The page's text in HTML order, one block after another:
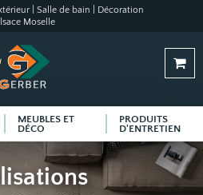
| Salle de bain | Décoration
Moselle
MEUBLES ET
DÉCO
PRODUITS
D'ENTRETIEN